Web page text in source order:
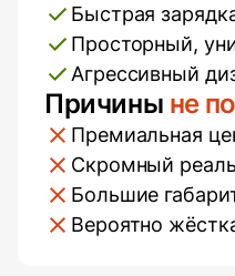
Быстрая
Просторный,
Агрессивный
Причины не
Премиальная
Скромный
Большие
Вероятно